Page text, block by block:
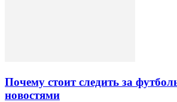
Почему стоит следить за
новостями